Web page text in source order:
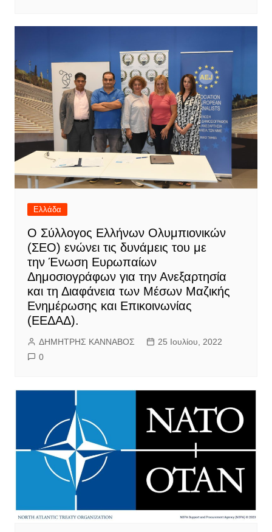
Ελλάδα
Ο Σύλλογος Ελλήνων Ολυμπιονικών
(ΣΕΟ) ενώνει τις δυνάμεις του με
την Ένωση Ευρωπαίων
Δημοσιογράφων για την Ανεξαρτησία
και τη Διαφάνεια των Μέσων Μαζικής
Ενημέρωσης και Επικοινωνίας
(ΕΕΔΑΔ).
ΔΗΜΗΤΡΗΣ ΚΑΝΝΑΒΟΣ
25 Ιουλίου, 2022
0